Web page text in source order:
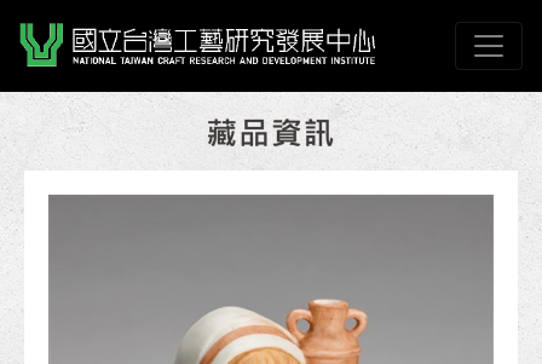
國立臺灣工藝研究發
網頁導覽